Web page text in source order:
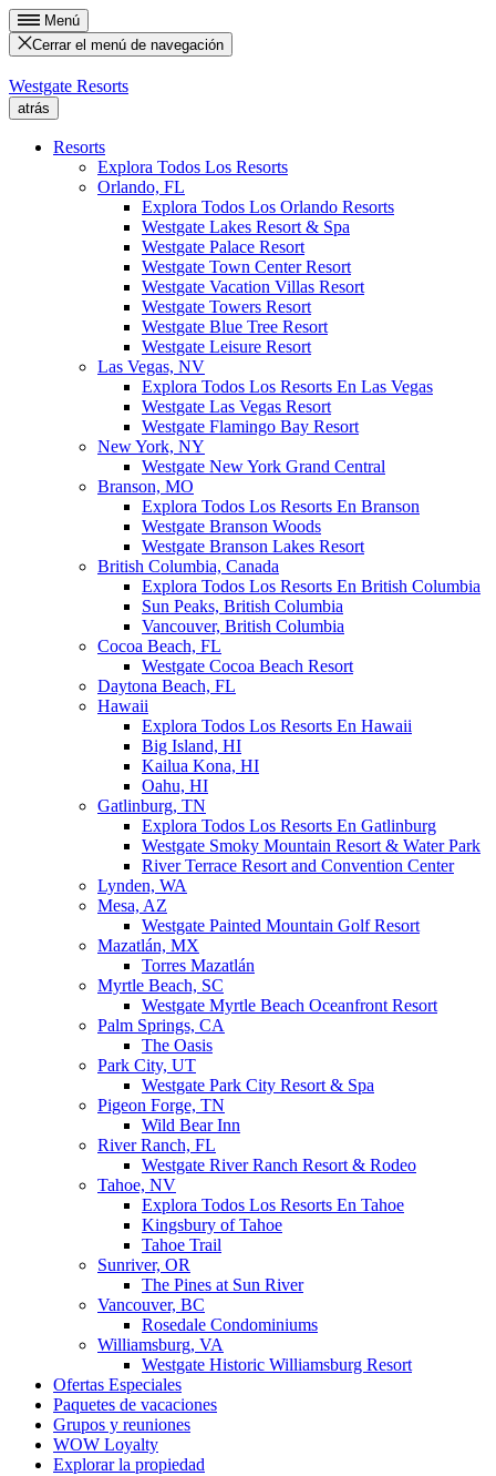
Menú
Cerrar el menú de navegación
Westgate Resorts
atrás
Resorts
Explora Todos Los Resorts
Orlando, FL
Explora Todos Los Orlando Resorts
Westgate Lakes Resort & Spa
Westgate Palace Resort
Westgate Town Center Resort
Westgate Vacation Villas Resort
Westgate Towers Resort
Westgate Blue Tree Resort
Westgate Leisure Resort
Las Vegas, NV
Explora Todos Los Resorts En Las Vegas
Westgate Las Vegas Resort
Westgate Flamingo Bay Resort
New York, NY
Westgate New York Grand Central
Branson, MO
Explora Todos Los Resorts En Branson
Westgate Branson Woods
Westgate Branson Lakes Resort
British Columbia, Canada
Explora Todos Los Resorts En British Columbia
Sun Peaks, British Columbia
Vancouver, British Columbia
Cocoa Beach, FL
Westgate Cocoa Beach Resort
Daytona Beach, FL
Hawaii
Explora Todos Los Resorts En Hawaii
Big Island, HI
Kailua Kona, HI
Oahu, HI
Gatlinburg, TN
Explora Todos Los Resorts En Gatlinburg
Westgate Smoky Mountain Resort & Water Park
River Terrace Resort and Convention Center
Lynden, WA
Mesa, AZ
Westgate Painted Mountain Golf Resort
Mazatlán, MX
Torres Mazatlán
Myrtle Beach, SC
Westgate Myrtle Beach Oceanfront Resort
Palm Springs, CA
The Oasis
Park City, UT
Westgate Park City Resort & Spa
Pigeon Forge, TN
Wild Bear Inn
River Ranch, FL
Westgate River Ranch Resort & Rodeo
Tahoe, NV
Explora Todos Los Resorts En Tahoe
Kingsbury of Tahoe
Tahoe Trail
Sunriver, OR
The Pines at Sun River
Vancouver, BC
Rosedale Condominiums
Williamsburg, VA
Westgate Historic Williamsburg Resort
Ofertas Especiales
Paquetes de vacaciones
Grupos y reuniones
WOW Loyalty
Explorar la propiedad